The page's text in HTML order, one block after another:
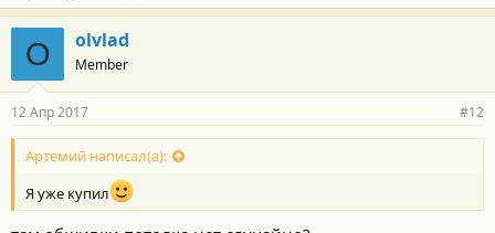
O olvlad
Member
12 Апр 2017 #12
Артемий написал(а):
Я уже купил